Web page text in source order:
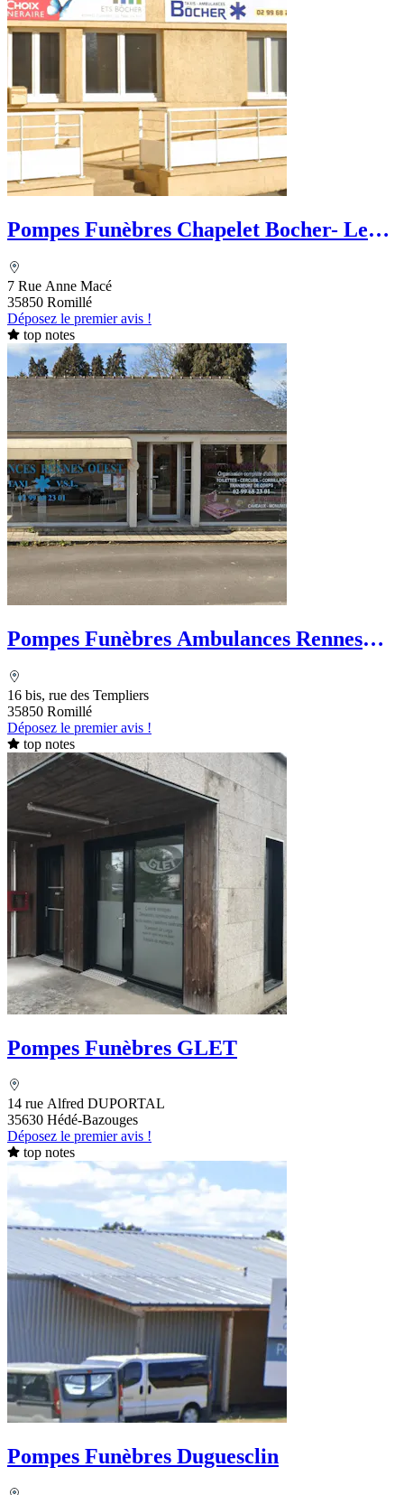
Pompes Funèbres Chapelet Bocher- Le
7 Rue Anne Macé
35850 Romillé
Déposez le premier avis !
top notes
Pompes Funèbres Ambulances Rennes
16 bis, rue des Templiers
35850 Romillé
Déposez le premier avis !
top notes
Pompes Funèbres GLET
14 rue Alfred DUPORTAL
35630 Hédé-Bazouges
Déposez le premier avis !
top notes
Pompes Funèbres Duguesclin